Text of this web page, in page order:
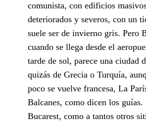
comunista, con edificios
deteriorados y severos, con un
suele ser de invierno gris. Pero
cuando se llega desde el
tarde de sol, parece una ciudad
quizás de Grecia o Turquía,
poco se vuelve francesa, La
Balcanes, como dicen los guías.
Bucarest, como a tantos otros